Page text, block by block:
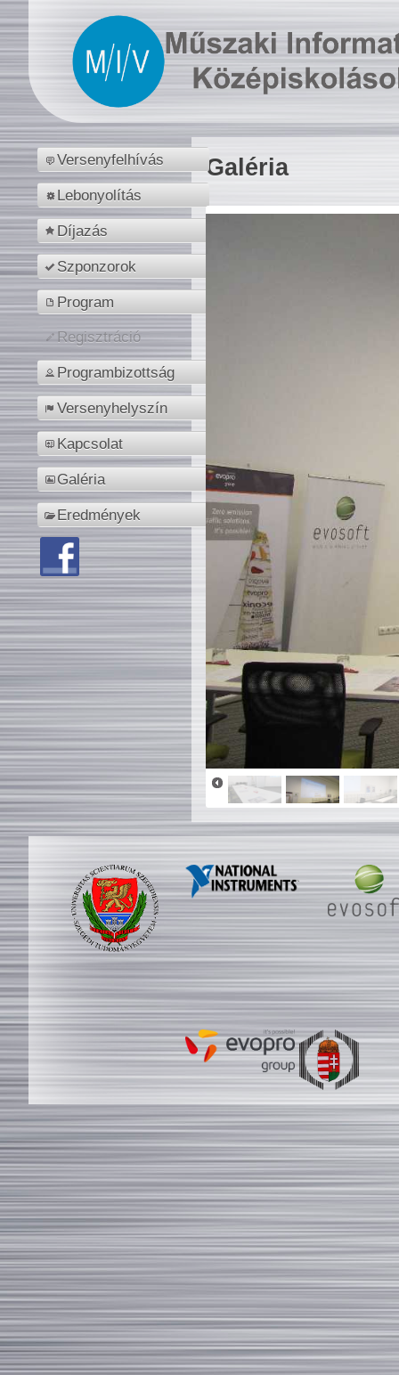
Versenyfelhívás
Lebonyolítás
Díjazás
Szponzorok
Program
Regisztráció
Programbizottság
Versenyhelyszín
Kapcsolat
Galéria
Eredmények
Galéria